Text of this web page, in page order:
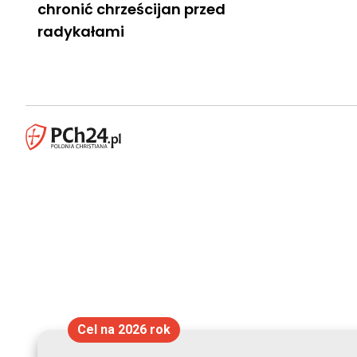
chronić chrześcijan przed
radykałami
Cel na 2026 rok